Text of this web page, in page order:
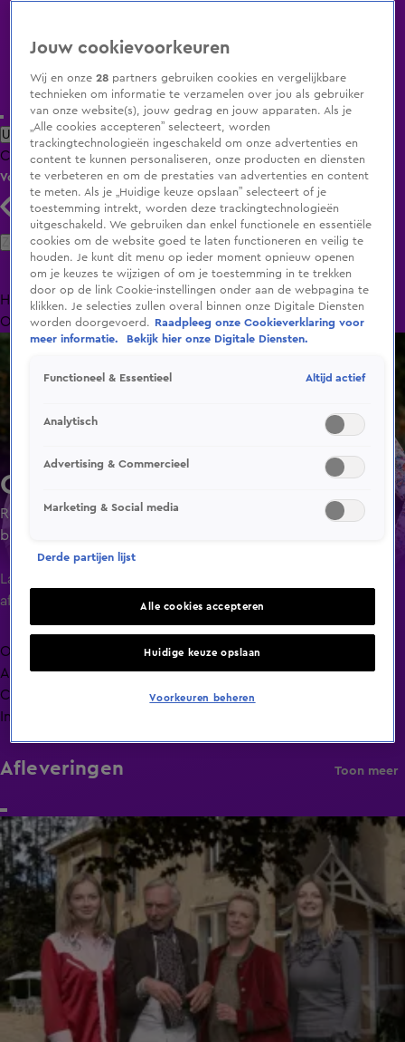
Uitzending Gemist Populaire programma's Zenders Genres
ClipsFilmsRadioSmart TV inlogShop
Volg KIJK
Zoeken
HomeUitzending Gemist Programma's De Bondgenoten
OranjezomerLivestreamsShop
Chateau Meiland
Realityprogramma waar de familie Meiland gevolgd wordt
bij het reilen en zeilen van hun dagelijks leven.
Laatste
aflevering
Overzicht
Afleveringen
Clips
Info
Afleveringen Toon meer
31:47
Jouw cookievoorkeuren
Wij en onze28 partners gebruiken cookies en vergelijkbare
technieken om informatie te verzamelen over jou als gebruiker
van onze website(s), jouw gedrag en jouw apparaten. Als je
„Alle cookies accepteren” selecteert, worden
trackingtechnologieën ingeschakeld om onze advertenties en
content te kunnen personaliseren, onze producten en diensten
te verbeteren en om de prestaties van advertenties en content
te meten. Als je „Huidige keuze opslaan” selecteert of je
toestemming intrekt, worden deze trackingtechnologieën
uitgeschakeld. We gebruiken dan enkel functionele en essentiële
cookies om de website goed te laten functioneren en veilig te
houden. Je kunt dit menu op ieder moment opnieuw openen
om je keuzes te wijzigen of om je toestemming in te trekken
door op de link Cookie-instellingen onder aan de webpagina te
klikken. Je selecties zullen overal binnen onze Digitale Diensten
worden doorgevoerd.
Raadpleeg onze Cookieverklaring voor
meer informatie.
Bekijk hier onze Digitale Diensten.
Functioneel & Essentieel Altijd actief
Analytisch
Advertising & Commercieel
Marketing & Social media
Derde partijen lijst
Alle cookies accepteren
Huidige keuze opslaan
Voorkeuren beheren